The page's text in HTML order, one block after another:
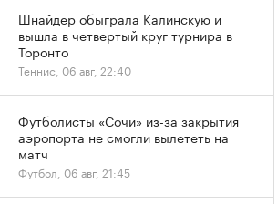
Шнайдер обыграла Калинскую и
вышла в четвертый круг турнира в
Торонто
Теннис, 06 авг, 22:40
Футболисты «Сочи» из-за закрытия
аэропорта не смогли вылететь на
матч
Футбол, 06 авг, 21:45